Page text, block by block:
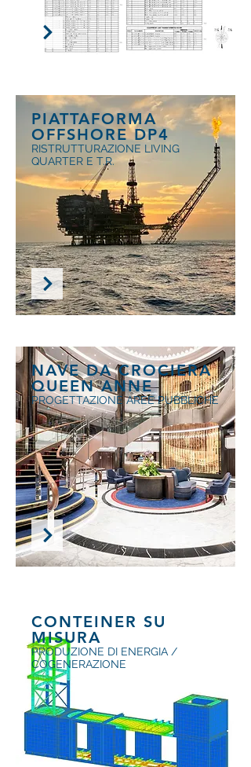
PIATTAFORMA
OFFSHORE DP4
RISTRUTTURAZIONE LIVING
QUARTER E T.R.
NAVE DA CROCIERA
QUEEN ANNE
PROGETTAZIONE AREE PUBBLICHE
CONTEINER SU
MISURA
PRODUZIONE DI ENERGIA /
COGENERAZIONE